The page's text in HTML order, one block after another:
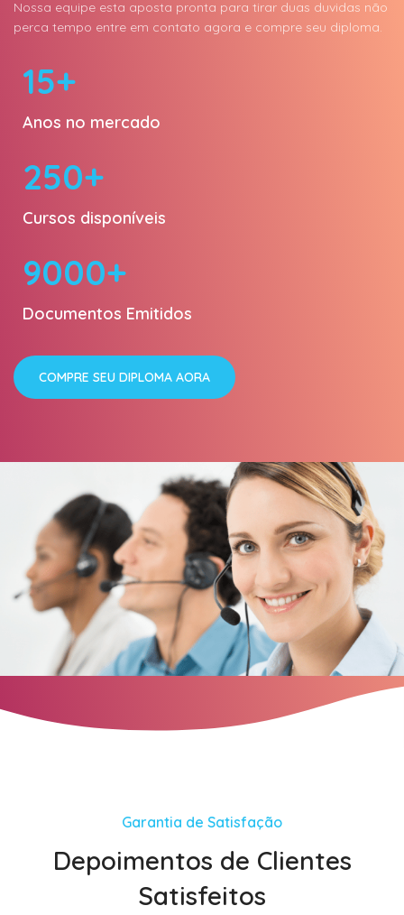
Nossa equipe esta aposta pronta para tirar duas duvidas não
perca tempo entre em contato agora e compre seu diploma.
15+
Anos no mercado
250+
Cursos disponíveis
9000+
Documentos Emitidos
COMPRE SEU DIPLOMA AORA
Garantia de Satisfação
Depoimentos de Clientes
Satisfeitos